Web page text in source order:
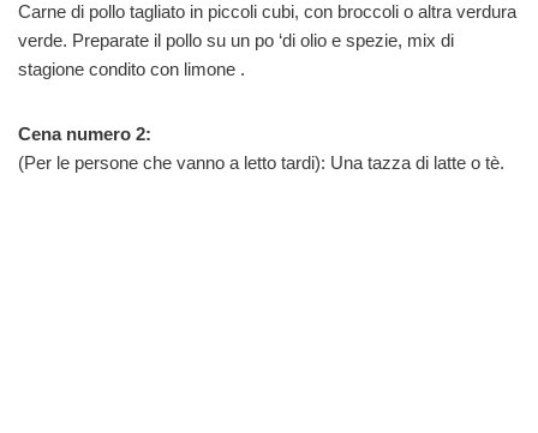
Carne di pollo tagliato in piccoli cubi, con broccoli o altra verdura
verde. Preparate il pollo su un po ‘di olio e spezie, mix di
stagione condito con limone .
Cena numero 2:
(Per le persone che vanno a letto tardi): Una tazza di latte o tè.